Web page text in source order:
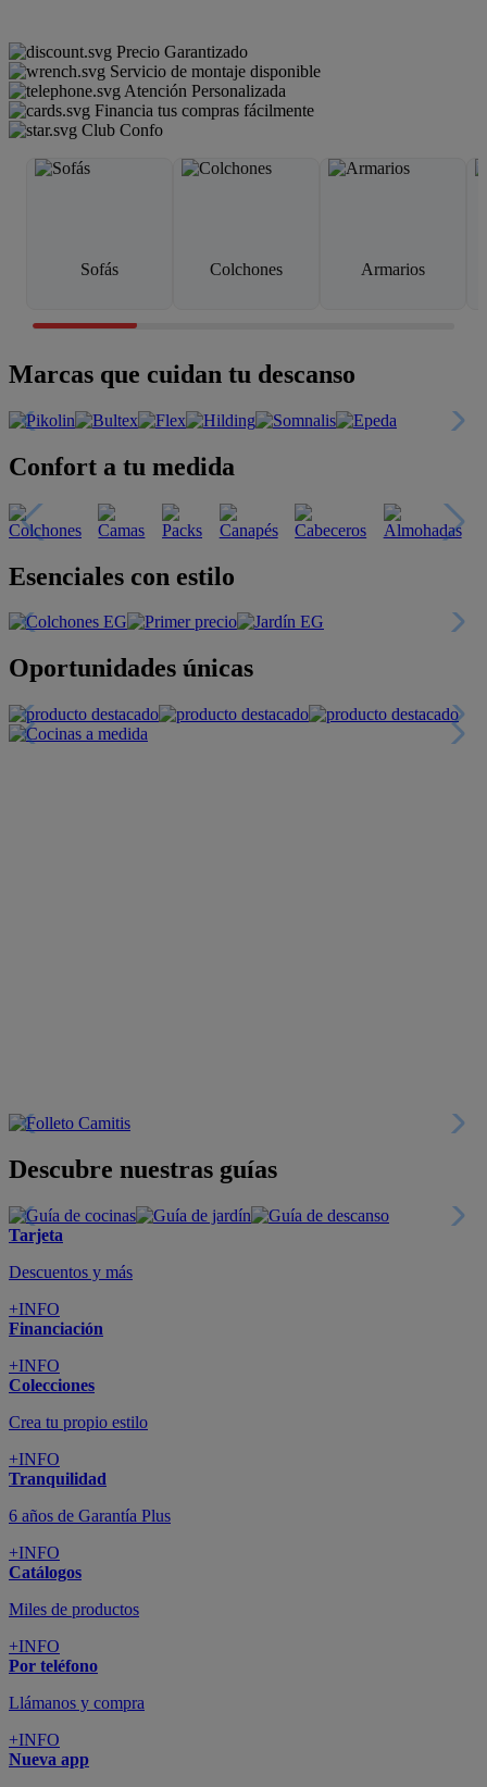
Precio Garantizado
Servicio de montaje disponible
Atención Personalizada
Financia tus compras fácilmente
Club Confo
Sofás Colchones Armarios
Marcas que cuidan tu descanso
Confort a tu medida
Esenciales con estilo
Oportunidades únicas
Descubre nuestras guías
Tarjeta
Descuentos y más
+INFO
Financiación
+INFO
Colecciones
Crea tu propio estilo
+INFO
Tranquilidad
6 años de Garantía Plus
+INFO
Catálogos
Miles de productos
+INFO
Por teléfono
Llámanos y compra
+INFO
Nueva app